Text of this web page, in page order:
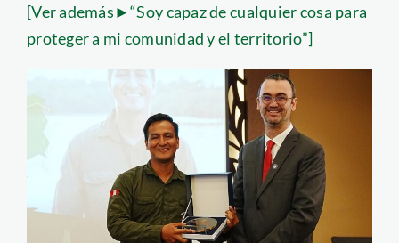
[Ver además►“Soy capaz de cualquier cosa para
proteger a mi comunidad y el territorio”]